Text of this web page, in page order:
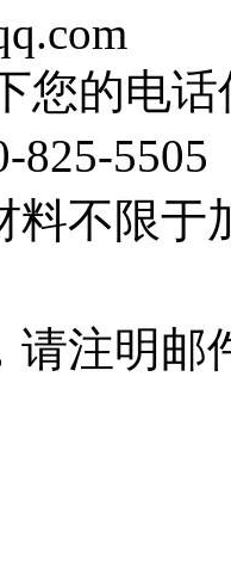
您的电
825-5505
料不限于
请注明邮